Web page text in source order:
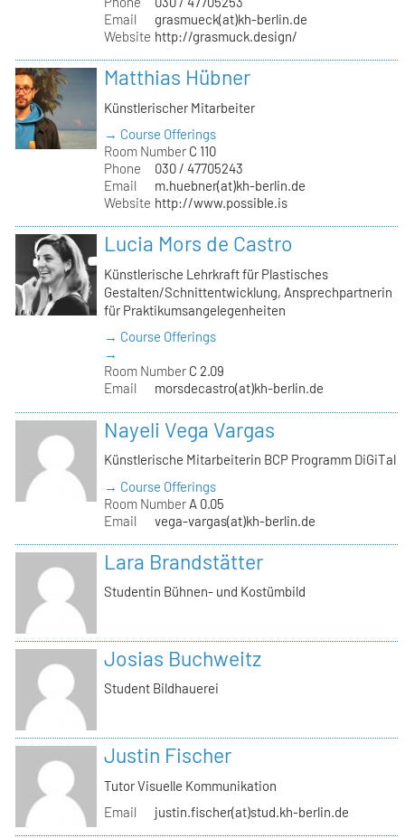
Email
grasmueck(at)kh-berlin.de
Website http://grasmuck.design/
Matthias Hübner
Künstlerischer Mitarbeiter
→ Course Offerings
Room Number C 110
Phone
030 / 47705243
Email
m.huebner(at)kh-berlin.de
Website http://www.possible.is
Lucia Mors de Castro
Künstlerische Lehrkraft für Plastisches
Gestalten/Schnittentwicklung, Ansprechpartnerin
für Praktikumsangelegenheiten
→ Course Offerings
→
Room Number C 2.09
Email
morsdecastro(at)kh-berlin.de
Nayeli Vega Vargas
Künstlerische Mitarbeiterin BCP Programm DiGiTal
→ Course Offerings
Room Number A 0.05
Email
vega-vargas(at)kh-berlin.de
Lara Brandstätter
Studentin Bühnen- und Kostümbild
Josias Buchweitz
Student Bildhauerei
Justin Fischer
Tutor Visuelle Kommunikation
Email
justin.fischer(at)stud.kh-berlin.de